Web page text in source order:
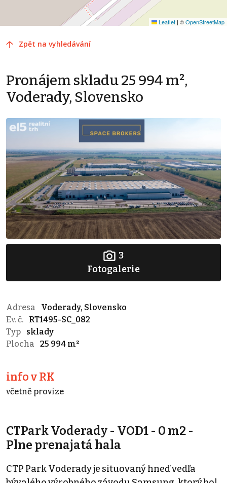
Leaflet | ©OpenStreetMap
Zpět na vyhledávání
Pronájem skladu 25 994 m²,
Voderady, Slovensko
3
Fotogalerie
Adresa
Voderady, Slovensko
Ev. č.
RT1495-SC_082
Typ
sklady
Plocha
25 994 m²
info v RK
včetně provize
CTPark Voderady - VOD1 - 0 m2 -
Plne prenajatá hala
CTP Park Voderady je situovaný hneď vedľa